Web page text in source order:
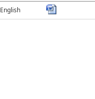
English